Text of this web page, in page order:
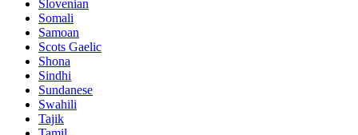
Slovenian
Somali
Samoan
Scots Gaelic
Shona
Sindhi
Sundanese
Swahili
Tajik